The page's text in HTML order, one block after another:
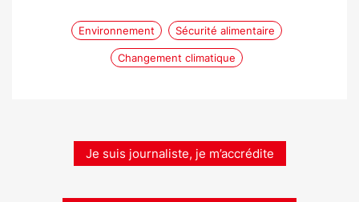
Environnement Sécurité alimentaire
Changement climatique
Je suis journaliste, je m’accrédite